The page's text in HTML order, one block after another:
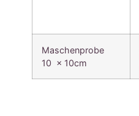
Maschenprobe
10 x 10cm